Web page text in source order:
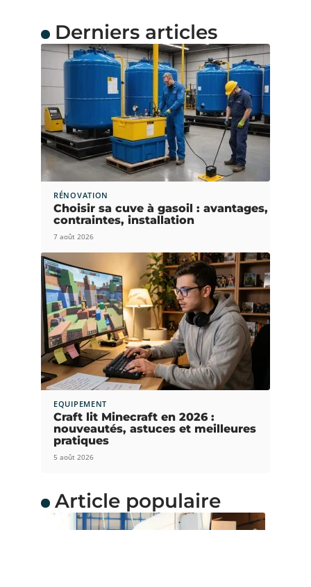
Derniers articles
RÉNOVATION
Choisir sa cuve à gasoil : avantages,
contraintes, installation
7 août 2026
EQUIPEMENT
Craft lit Minecraft en 2026 :
nouveautés, astuces et meilleures
pratiques
5 août 2026
Article populaire